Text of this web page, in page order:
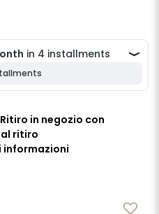
in negozio con
al ritiro
informazioni